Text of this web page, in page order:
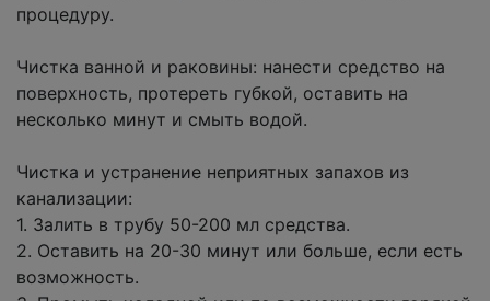
процедуру.
Чистка ванной и раковины: нанести средство на
поверхность, протереть губкой, оставить на
несколько минут и смыть водой.
Чистка и устранение неприятных запахов из
канализации:
1. Залить в трубу 50-200 мл средства.
2. Оставить на 20-30 минут или больше, если есть
возможность.